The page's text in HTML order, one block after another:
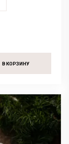
В КОРЗИНУ